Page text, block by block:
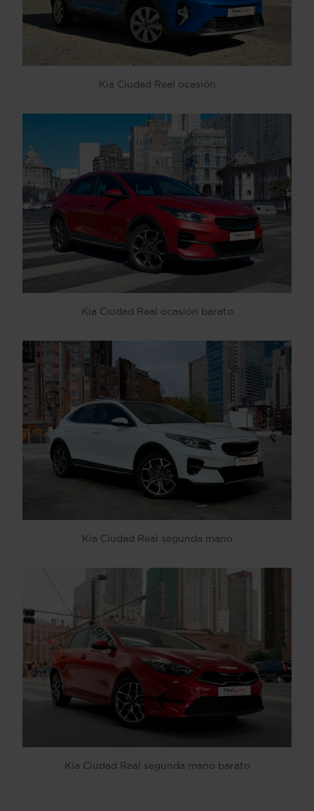
Kia Ciudad Real ocasión
Kia Ciudad Real ocasión barato
Kia Ciudad Real segunda mano
Kia Ciudad Real segunda mano barato